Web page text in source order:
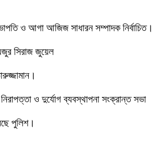
ও আগা আজিজ সাধারন সম্পাদক নির্বাচিত।
সিরাজ জুয়েল
ও দুর্যোগ ব্যবস্থাপনা সংক্রান্ত সভা
পুলিশ।